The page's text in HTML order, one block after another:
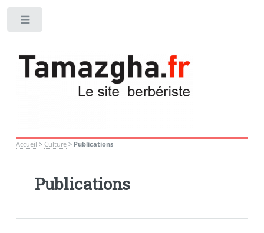
Accueil > Culture> Publications
Publications